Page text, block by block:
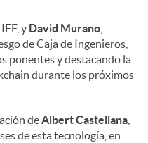
y David Murano
de Caja de Ingenieros,
ponentes y destacando la
durante los próximos
deAlbert Castellana
de esta tecnología, en